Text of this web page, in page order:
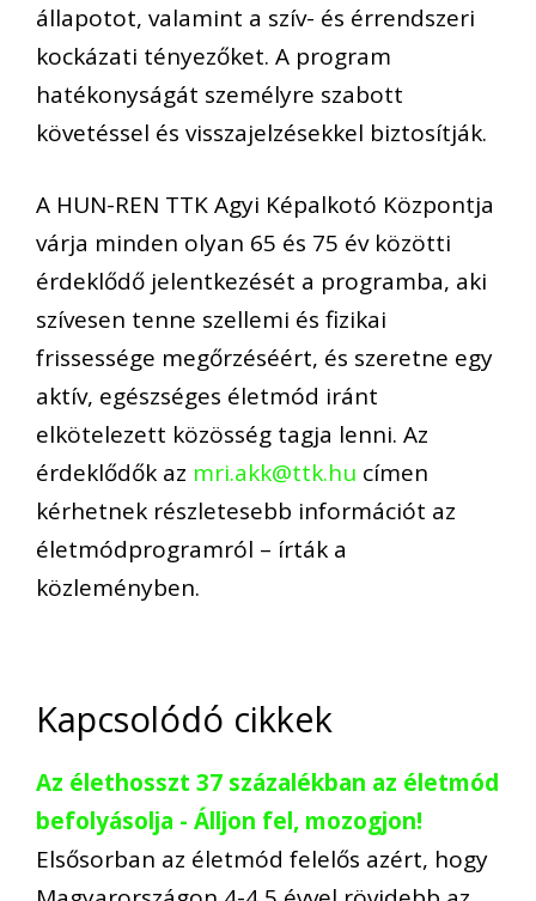
állapotot, valamint a szív- és érrendszeri
kockázati tényezőket. A program
hatékonyságát személyre szabott
követéssel és visszajelzésekkel biztosítják.
A HUN-REN TTK Agyi Képalkotó Központja
várja minden olyan 65 és 75 év közötti
érdeklődő jelentkezését a programba, aki
szívesen tenne szellemi és fizikai
frissessége megőrzéséért, és szeretne egy
aktív, egészséges életmód iránt
elkötelezett közösség tagja lenni. Az
érdeklődők az mri.akk@ttk.hu címen
kérhetnek részletesebb információt az
életmódprogramról – írták a
közleményben.
Kapcsolódó cikkek
Az élethosszt 37 százalékban az életmód
befolyásolja - Álljon fel, mozogjon!
Elsősorban az életmód felelős azért, hogy